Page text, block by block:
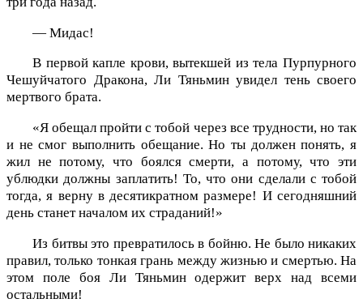
— Мидас!
В первой капле крови, вытекшей из тела Пурпурного
Чешуйчатого Дракона, Ли Тяньмин увидел тень своего
мертвого брата.
«Я обещал пройти с тобой через все трудности, но так
и не смог выполнить обещание. Но ты должен понять, я
жил не потому, что боялся смерти, а потому, что эти
ублюдки должны заплатить! То, что они сделали с тобой
тогда, я верну в десятикратном размере! И сегодняшний
день станет началом их страданий!»
Из битвы это превратилось в бойню. Не было никаких
правил, только тонкая грань между жизнью и смертью. На
этом поле боя Ли Тяньмин одержит верх над всеми
остальными!